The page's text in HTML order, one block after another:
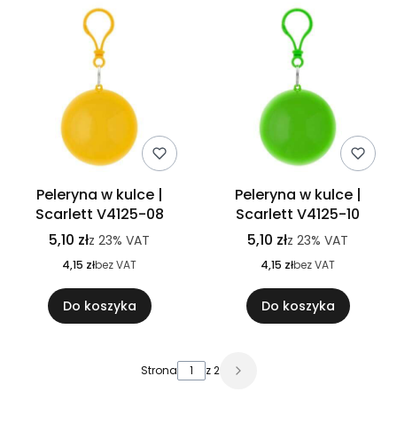
Peleryna w kulce |
Scarlett V4125-08
5,10 złz 23% VAT
4,15 złbez VAT
Do koszyka
Peleryna w kulce |
Scarlett V4125-10
5,10 złz 23% VAT
4,15 złbez VAT
Do koszyka
Strona z 2